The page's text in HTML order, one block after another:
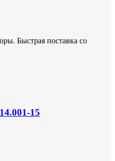
Быстрая поставка со
15